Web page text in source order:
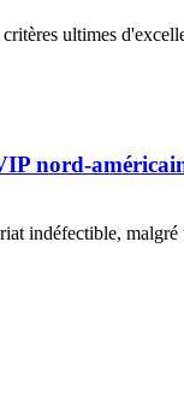
ultimes
nord-
indéfectible,